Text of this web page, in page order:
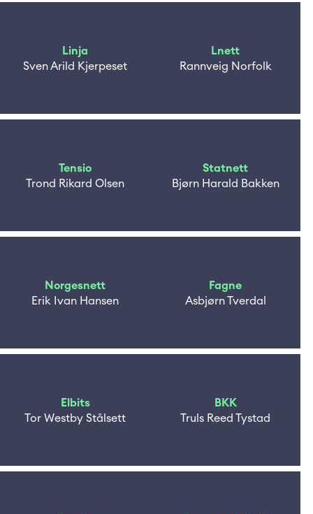
Linja
Sven Arild Kjerpeset
Lnett
Rannveig Norfolk
Tensio
Trond Rikard Olsen
Statnett
Bjørn Harald Bakken
Norgesnett
Erik Ivan Hansen
Fagne
Asbjørn Tverdal
Elbits
Tor Westby Stålsett
BKK
Truls Reed Tystad